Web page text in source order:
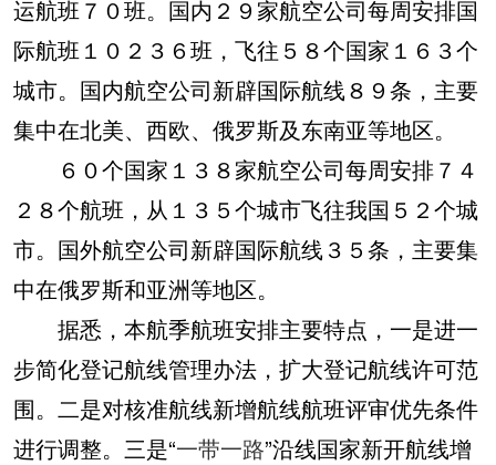
运航班７０班。国内２９家航空公司每周安排国
际航班１０２３６班，飞往５８个国家１６３个
城市。国内航空公司新辟国际航线８９条，主要
集中在北美、西欧、俄罗斯及东南亚等地区。
６０个国家１３８家航空公司每周安排７４
２８个航班，从１３５个城市飞往我国５２个城
市。国外航空公司新辟国际航线３５条，主要集
中在俄罗斯和亚洲等地区。
据悉，本航季航班安排主要特点，一是进一
步简化登记航线管理办法，扩大登记航线许可范
围。二是对核准航线新增航线航班评审优先条件
进行调整。三是“一带一路”沿线国家新开航线增